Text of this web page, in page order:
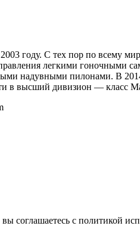
году. С тех пор по всему
легкими гоночными
надувными пилонами. В
в высший дивизион — класс
соглашаетесь с политикой